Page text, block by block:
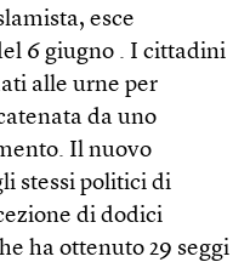
esce
6 giugno . I cittadini
alle urne per
da uno
Il nuovo
stessi politici di
di dodici
ha ottenuto 29 seggi